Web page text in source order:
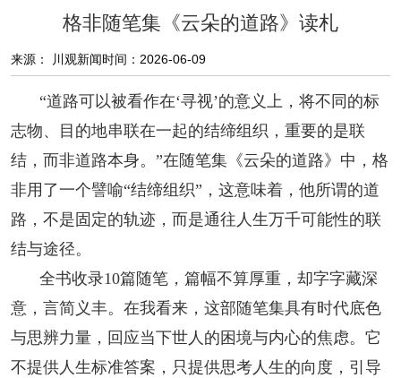
十百千 网络文学 万千百十
阅读
小说 散文 诗歌 文学评论
校园文学 其他阅读 文学访谈 作家新作
新书快讯
服务
四川文学 星星诗刊 当代文坛 四川作家报
格非随笔集《云朵的道路》读札
来源： 川观新闻时间：2026-06-09
“道路可以被看作在‘寻视’的意义上，将不同的标
志物、目的地串联在一起的结缔组织，重要的是联
结，而非道路本身。”在随笔集《云朵的道路》中，格
非用了一个譬喻“结缔组织”，这意味着，他所谓的道
路，不是固定的轨迹，而是通往人生万千可能性的联
结与途径。
全书收录10篇随笔，篇幅不算厚重，却字字藏深
意，言简义丰。在我看来，这部随笔集具有时代底色
与思辨力量，回应当下世人的困境与内心的焦虑。它
不提供人生标准答案，只提供思考人生的向度，引导